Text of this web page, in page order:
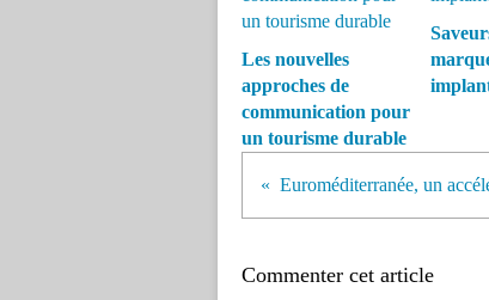
Les nouvelles
approches de
communication pour
un tourisme durable
Commenter cet article